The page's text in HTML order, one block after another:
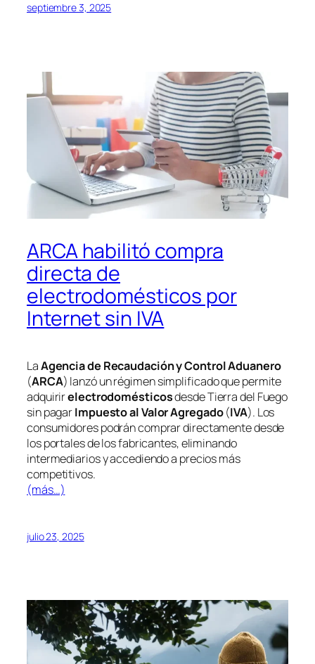
septiembre 3, 2025
ARCA habilitó compra
directa de
electrodomésticos por
Internet sin IVA
LaAgencia de Recaudación y Control Aduanero
(ARCA) lanzó un régimen simplificado que permite
adquirirelectrodomésticosdesde Tierra del Fuego
sin pagarImpuesto al Valor Agregado(IVA). Los
consumidores podrán comprar directamente desde
los portales de los fabricantes, eliminando
intermediarios y accediendo a precios más
competitivos.
(más…)
julio 23, 2025